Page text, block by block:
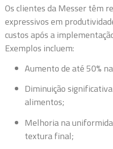
Os clientes da Messer têm
expressivos em
custos após a
Exemplos incluem:
Aumento de até 50%
Diminuição
alimentos;
Melhoria na
textura final;